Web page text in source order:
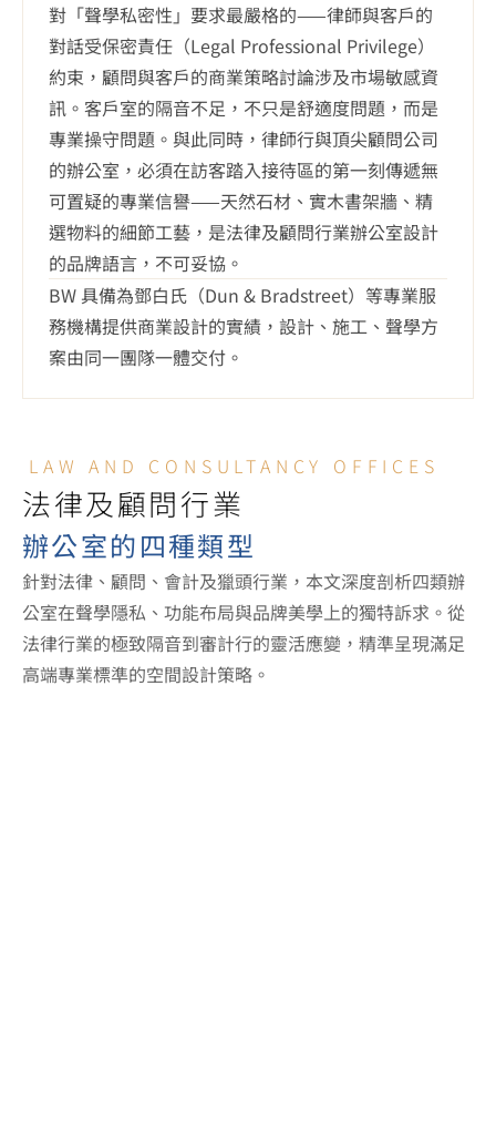
對「聲學私密性」要求最嚴格的——律師與客戶的
對話受保密責任（Legal Professional Privilege）
約束，顧問與客戶的商業策略討論涉及市場敏感資
訊。客戶室的隔音不足，不只是舒適度問題，而是
專業操守問題。與此同時，律師行與頂尖顧問公司
的辦公室，必須在訪客踏入接待區的第一刻傳遞無
可置疑的專業信譽——天然石材、實木書架牆、精
選物料的細節工藝，是法律及顧問行業辦公室設計
的品牌語言，不可妥協。
BW 具備為鄧白氏（Dun & Bradstreet）等專業服
務機構提供商業設計的實績，設計、施工、聲學方
案由同一團隊一體交付。
LAW AND CONSULTANCY OFFICES
法律及顧問行業
辦公室的四種類型
針對法律、顧問、會計及獵頭行業，本文深度剖析四類辦
公室在聲學隱私、功能布局與品牌美學上的獨特訴求。從
法律行業的極致隔音到審計行的靈活應變，精準呈現滿足
高端專業標準的空間設計策略。